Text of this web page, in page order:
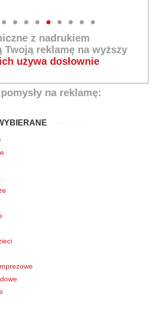
z nadrukiem
Twoją reklamę na wyższy
używa dosłownie
na reklamę: